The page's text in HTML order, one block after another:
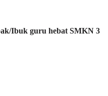
Ibuk guru hebat SMKN 3